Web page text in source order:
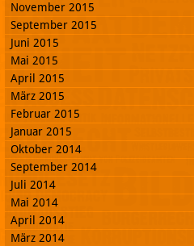
November 2015
September 2015
Juni 2015
Mai 2015
April 2015
März 2015
Februar 2015
Januar 2015
Oktober 2014
September 2014
Juli 2014
Mai 2014
April 2014
März 2014